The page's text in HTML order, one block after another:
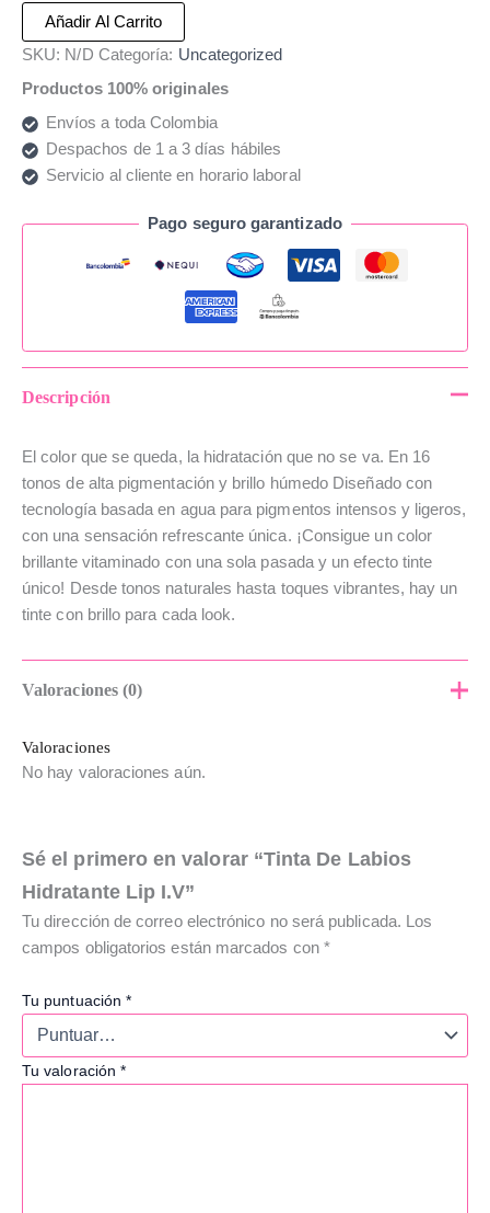
Añadir Al Carrito
SKU: N/D Categoría: Uncategorized
Productos 100% originales
Envíos a toda Colombia
Despachos de 1 a 3 días hábiles
Servicio al cliente en horario laboral
Pago seguro garantizado
Descripción
El color que se queda, la hidratación que no se va. En 16
tonos de alta pigmentación y brillo húmedo Diseñado con
tecnología basada en agua para pigmentos intensos y ligeros,
con una sensación refrescante única. ¡Consigue un color
brillante vitaminado con una sola pasada y un efecto tinte
único! Desde tonos naturales hasta toques vibrantes, hay un
tinte con brillo para cada look.
Valoraciones (0)
Valoraciones
No hay valoraciones aún.
Sé el primero en valorar “Tinta De Labios
Hidratante Lip I.V”
Tu dirección de correo electrónico no será publicada. Los
campos obligatorios están marcados con *
Tu puntuación*
Tu valoración*